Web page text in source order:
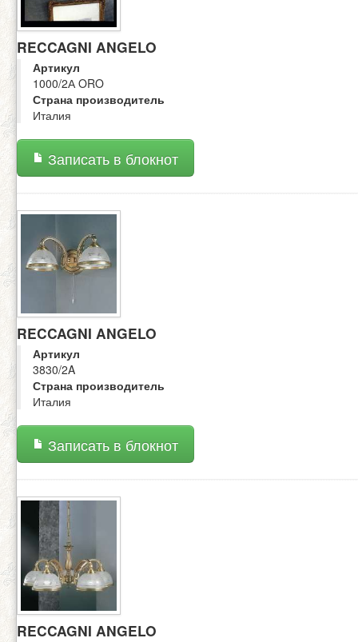
RECCAGNI ANGELO
Артикул
1000/2А ORO
Страна производитель
Италия
Записать в блокнот
RECCAGNI ANGELO
Артикул
3830/2A
Страна производитель
Италия
Записать в блокнот
RECCAGNI ANGELO